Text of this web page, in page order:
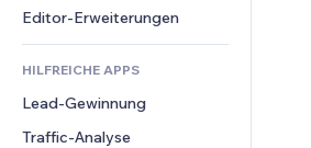
Speisen & Getränke
Taschenrechner
Suche
Wetter
Diagramme & Tabellen
Community
Bewertungen und Feedback
CRM
Editor-Erweiterungen
HILFREICHE APPS
Lead-Gewinnung
Traffic-Analyse